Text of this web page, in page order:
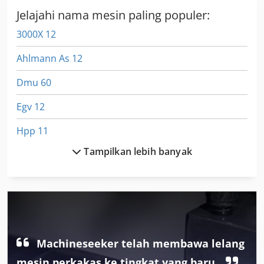
Jelajahi nama mesin paling populer:
3000X 12
Ahlmann As 12
Dmu 60
Egv 12
Hpp 11
U 1200
Tampilkan lebih banyak
Machineseeker telah membawa lelang